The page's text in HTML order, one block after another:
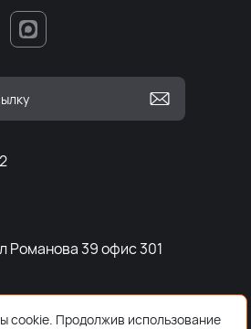
Романова 39 офис 301
cookie. Продолжив использование